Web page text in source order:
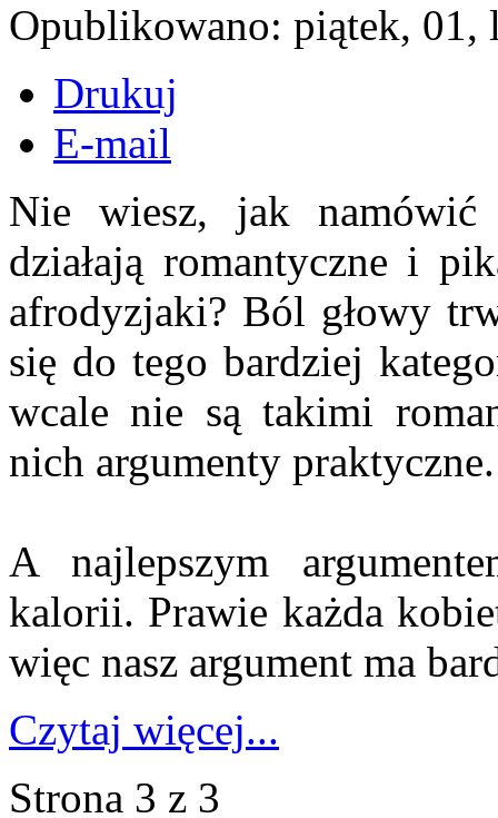
Opublikowano: piątek,
Drukuj
E-mail
Nie wiesz, jak namówić
działają romantyczne i
afrodyzjaki? Ból głowy
się do tego bardziej
wcale nie są takimi
nich argumenty
A najlepszym
kalorii. Prawie każda
więc nasz argument ma
Czytaj więcej...
Strona 3 z 3